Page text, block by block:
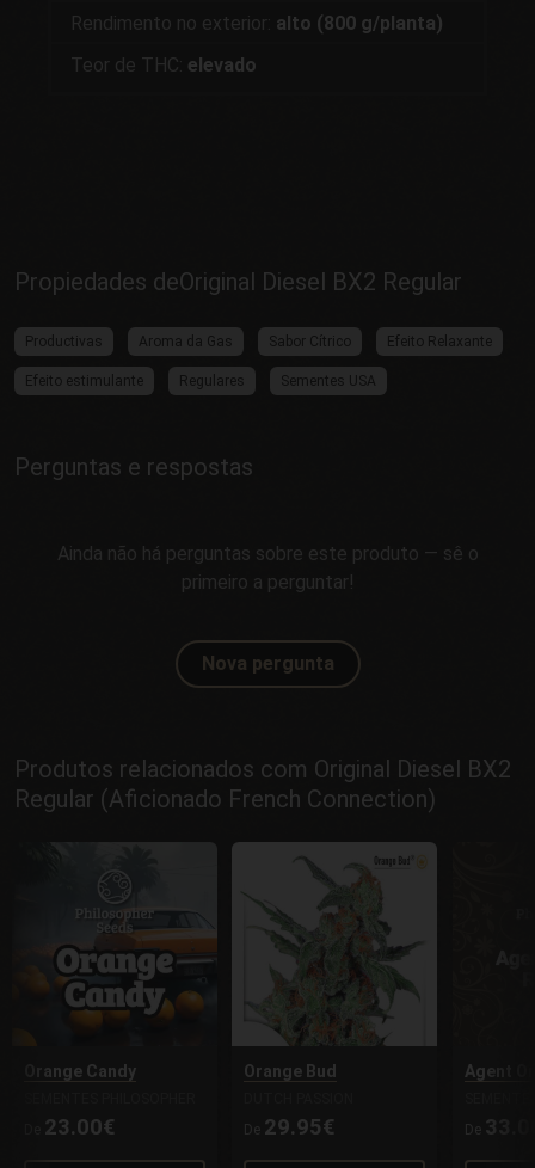
Rendimento no exterior: alto (800 g/planta)
Teor de THC: elevado
Propiedades deOriginal Diesel BX2 Regular
Productivas Aroma da Gas Sabor Cítrico Efeito Relaxante
Efeito estimulante Regulares Sementes USA
Perguntas e respostas
Ainda não há perguntas sobre este produto — sê o
primeiro a perguntar!
Nova pergunta
Produtos relacionados com Original Diesel BX2
Regular (Aficionado French Connection)
Orange Candy
23.00€
Orange Bud
De 29.95€
Agent
De